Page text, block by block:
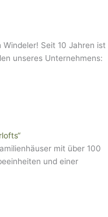
Seit 10 Jahren ist
unseres Unternehmens:
mit über 100
und einer